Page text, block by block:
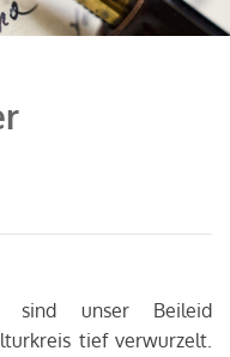
sind unser Beileid
tief verwurzelt.